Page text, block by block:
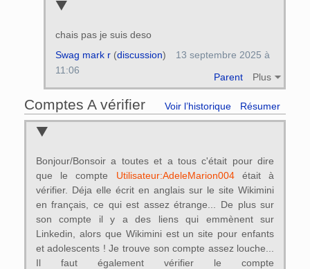
chais pas je suis deso
Parent Plus
Swag mark r(discussion)
13 septembre 2025 à
11:06
Comptes A vérifier Voir l’historique Résumer
Bonjour/Bonsoir a toutes et a tous c'était pour dire
que le compte Utilisateur:AdeleMarion004était à
vérifier. Déja elle écrit en anglais sur le site Wikimini
en français, ce qui est assez étrange... De plus sur
son compte il y a des liens qui emmènent sur
Linkedin, alors que Wikimini est un site pour enfants
et adolescents ! Je trouve son compte assez louche...
Il faut également vérifier le compte